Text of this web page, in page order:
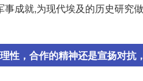
成就,为现代埃及的历史研究
性，合作的精神还是宣扬对抗